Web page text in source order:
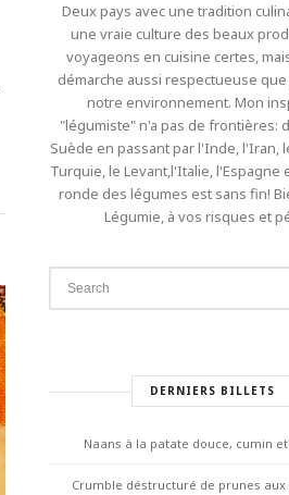
Deux pays avec une tradition
une vraie culture des beaux
voyageons en cuisine certes,
démarche aussi respectueuse
notre environnement. Mon
"légumiste" n'a pas de frontières:
Suède en passant par l'Inde, l'Iran,
Turquie, le Levant,l'Italie, l'Espagne
ronde des légumes est sans fin!
Légumie, à vos risques et
DERNIERS BILLETS
Naans à la patate douce, cumin
Crumble déstructuré de prunes aux